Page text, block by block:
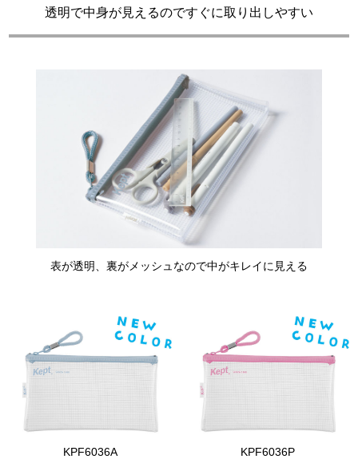
透明で中身が見えるのですぐに取り出しやすい
表が透明、裏がメッシュなので中がキレイに見える
KPF6036A
KPF6036P